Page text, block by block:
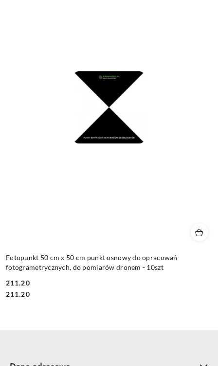
Fotopunkt 50 cm x 50 cm punkt osnowy do opracowań
fotogrametrycznych, do pomiarów dronem - 10szt
Cena:
211.20
Cena:
211.20